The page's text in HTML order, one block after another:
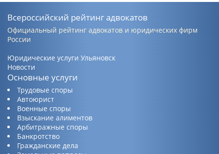
Всероссийский рейтинг адвокатов
Официальный рейтинг адвокатов и юридических фирм
России
Юридические услуги Ульяновск
Новости
Основные услуги
Трудовые споры
Автоюрист
Военные споры
Взыскание алиментов
Арбитражные споры
Банкротство
Гражданские дела